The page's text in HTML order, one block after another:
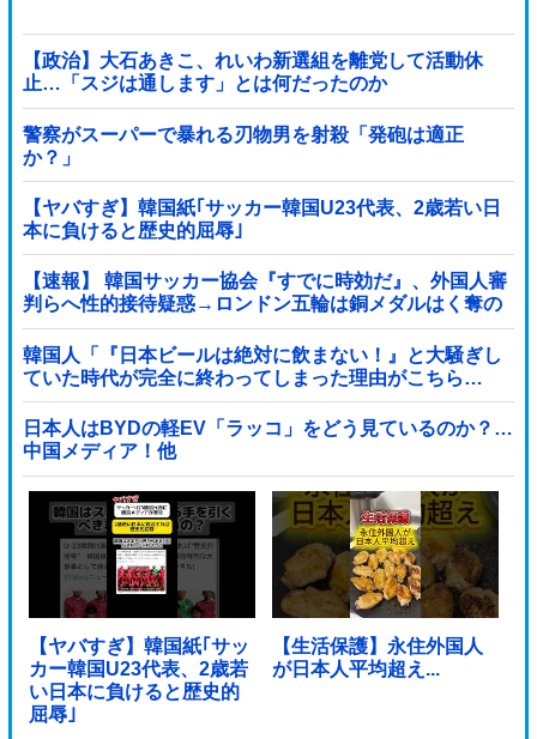
【政治】大石あきこ、れいわ新選組を離党して活動休
止…「スジは通します」とは何だったのか
警察がスーパーで暴れる刃物男を射殺「発砲は適正
か？」
【ヤバすぎ】韓国紙｢サッカー韓国U23代表、2歳若い日
本に負けると歴史的屈辱｣
【速報】 韓国サッカー協会『すでに時効だ』、外国人審
判らへ性的接待疑惑→ロンドン五輪は銅メダルはく奪の
可能性「審判の国籍は日本、UAE、イラン」
韓国人「『日本ビールは絶対に飲まない！』と大騒ぎし
ていた時代が完全に終わってしまった理由がこちら…
（ブルブル」＝韓国の反応
日本人はBYDの軽EV「ラッコ」をどう見ているのか？…
中国メディア！他
【ヤバすぎ】韓国紙｢サッ
カー韓国U23代表、2歳若
い日本に負けると歴史的
屈辱｣
【生活保護】永住外国人
が日本人平均超え...